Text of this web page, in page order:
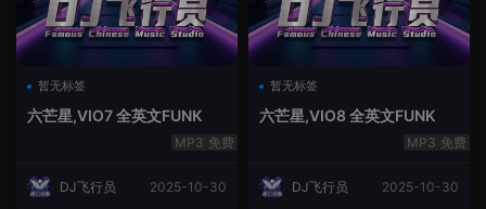
暂无标签
六芒星,VIO7 全英文FUNK
免费
DJ飞行员 2025-10-30
暂无标签
六芒星,VIO8 全英文FUNK
免费
DJ飞行员 2025-10-30